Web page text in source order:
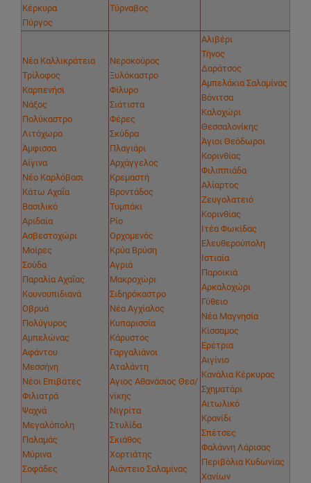
Κέρκυρα
Πύργος
Τύρναβος
Νέα Καλλικράτεια
Τρίλοφος
Καρπενήσι
Νάξος
Πολύκαστρο
Λιτόχωρο
Άμφισσα
Αίγινα
Νέο Καρλόβασι
Κάτω Αχαΐα
Βασιλικό
Αριδαία
Ασβεστοχώρι
Μοίρες
Σούδα
Παραλία Αχαΐας
Κουνουπιδιανά
Οβρυά
Πολύγυρος
Αμπελώνας
Αφάντου
Μεσσήνη
Νέοι Επιβάτες
Φιλιατρά
Ψαχνά
Μεγαλόπολη
Παλαμάς
Μύρινα
Σοφάδες
Νεροκούρος
Ξυλόκαστρο
Φίλυρο
Σιάτιστα
Φέρες
Σκύδρα
Πλαγιάρι
Αρχάγγελος
Κρεμαστή
Βροντάδος
Τυμπάκι
Ρίο
Ορχομενός
Κρύα Βρύση
Αγριά
Μακροχώρι
Σιδηρόκαστρο
Νέα Αγχίαλος
Κυπαρισσία
Κάρυστος
Γαργαλιάνοι
Αταλάντη
Άγιος Αθανάσιος Θεσ/
νίκης
Νιγρίτα
Στυλίδα
Σκιάθος
Χορτιάτης
Αιάντειο Σαλαμίνας
Αλιβέρι
Τήνος
Δαράτσος
Αμπελάκια Σαλαμίνας
Βόνιτσα
Καλοχώρι
Θεσσαλονίκης
Άγιοι Θεόδωροι
Κορινθίας
Φιλιππιάδα
Αλίαρτος
Ζευγολατειό
Κορινθίας
Ιτέα Φωκίδας
Ελευθερούπολη
Ιστιαία
Παροικιά
Αρκαλοχώρι
Γύθειο
Νέα Μαγνησία
Κίσσαμος
Ερέτρια
Αιγίνιο
Κανάλια Κέρκυρας
Σχηματάρι
Αιτωλικό
Κρανίδι
Σπέτσες
Φαλάννη Λάρισας
Περιβόλια Κυδωνίας
Χανίων